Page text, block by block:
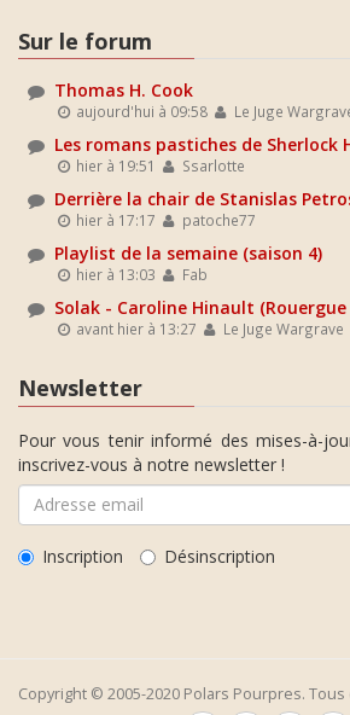
Sur le forum
Thomas H. Cook
aujourd'hui à 09:58 Le Juge
Les romans pastiches de Sherlock
hier à 19:51 Ssarlotte
Derrière la chair de Stanislas
hier à 17:17 patoche77
Playlist de la semaine (saison 4)
hier à 13:03 Fab
Solak - Caroline Hinault
avant hier à 13:27 Le Juge Wargrave
Newsletter
Pour vous tenir informé des mises-à-
inscrivez-vous à notre newsletter !
Inscription Désinscription
Copyright © 2005-2020 Polars Pourpres.